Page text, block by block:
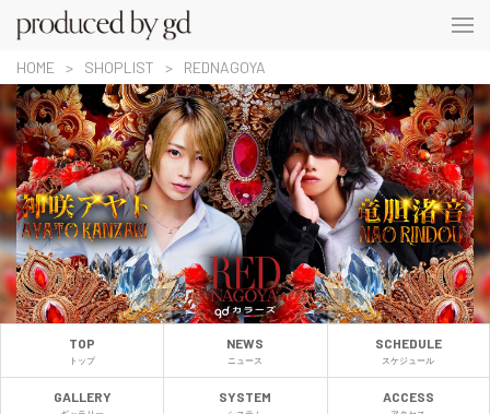
HOME SHOPLIST REDNAGOYA
TOP
トップ
NEWS
ニュース
SCHEDULE
スケジュール
GALLERY SYSTEM ACCESS